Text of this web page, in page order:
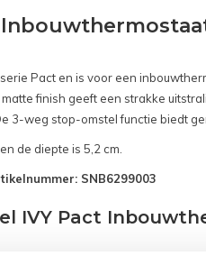
Pact en is voor een
finish geeft een strakke
3-weg stop-omstel functie biedt
de diepte is 5,2 cm.
SNB6299003
IVY Pact